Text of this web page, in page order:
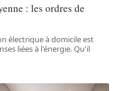
: les ordres de
électrique à domicile est
liées à l'énergie. Qu'il